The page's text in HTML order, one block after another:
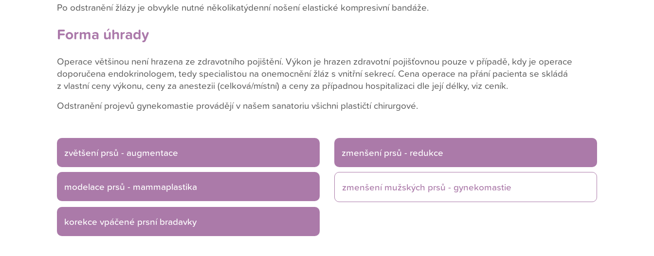
Po odstranění žlázy je obvykle nutné několikatýdenní nošení elastické kompresivní bandáže.
Forma úhrady
Operace většinou není hrazena ze zdravotního pojištění. Výkon je hrazen zdravotní pojišťovnou pouze v případě, kdy je operace
doporučena endokrinologem, tedy specialistou na onemocnění žláz s vnitřní sekrecí. Cena operace na přání pacienta se skládá
z vlastní ceny výkonu, ceny za anestezii (celková/místní) a ceny za případnou hospitalizaci dle její délky, viz ceník.
Odstranění projevů gynekomastie provádějí v našem sanatoriu všichni plastičtí chirurgové.
zvětšení prsů - augmentace zmenšení prsů - redukce
modelace prsů - mammaplastika zmenšení mužských prsů - gynekomastie
korekce vpáčené prsní bradavky